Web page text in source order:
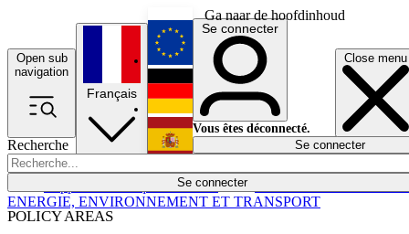
Ga naar de hoofdinhoud
Open sub
navigation
Close menu
Recherche
Se connecter
POLICY AREAS
Économie
Français
English
Deutsch
Español
Se connecter
Vous êtes déconnecté.
Se connecter
ENERGIE, ENVIRONNEMENT ET TRANSPORT